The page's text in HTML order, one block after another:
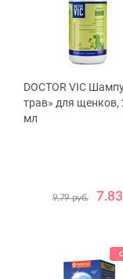
DOCTOR VIC
трав» для щенков,
мл
9.79 руб.